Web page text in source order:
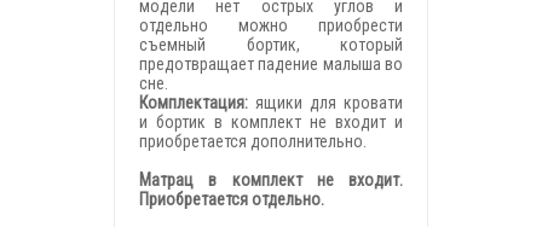
модели нет острых углов и
отдельно можно приобрести
съемный бортик, который
предотвращает падение малыша во
сне.
Комплектация: ящики для кровати
и бортик в комплект не входит и
приобретается дополнительно.
Матрац в комплект не входит.
Приобретается отдельно.